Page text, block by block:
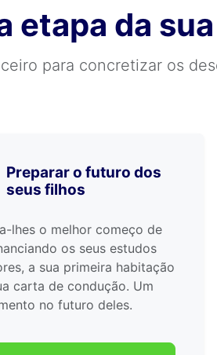
etapa da
para concretizar os
Preparar o futuro dos
seus filhos
lhes o melhor começo de
os seus estudos
a sua primeira habitação
carta de condução. Um
no futuro deles.